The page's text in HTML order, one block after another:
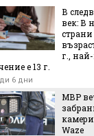
по големина
инвестира 2,5
за биогаз
за €220
сушата в Германия
5 часа
В
век: В
г.,
е 13 г.
6 дни
МВР
Waze